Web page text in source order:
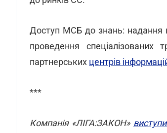
Доступ МСБ до знань: надання
проведення спеціалізованих
партнерських центрів
***
Компанія «ЛІГА:ЗАКОН»